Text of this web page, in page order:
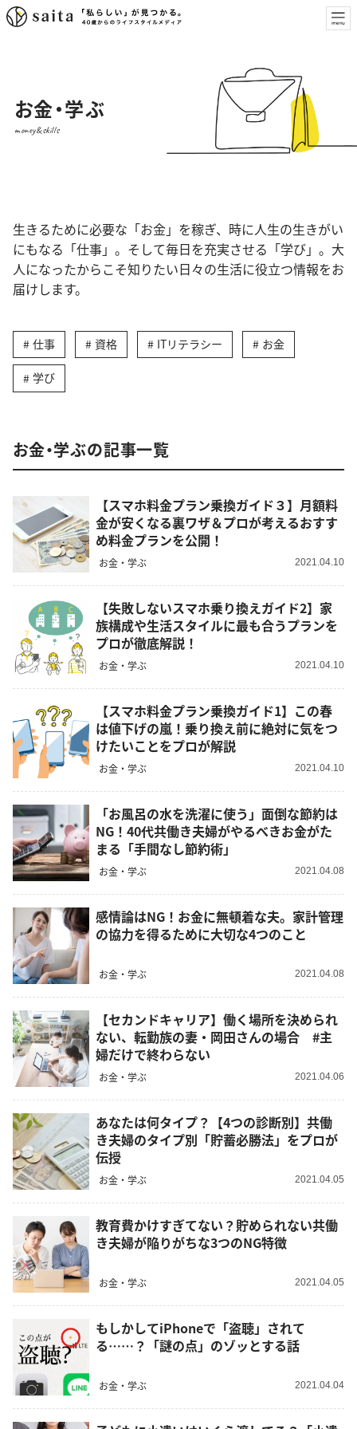
お金・学ぶ
money&skills
生きるために必要な「お金」を稼ぎ、時に人生の生きがい
にもなる「仕事」。そして毎日を充実させる「学び」。大
人になったからこそ知りたい日々の生活に役立つ情報をお
届けします。
仕事 資格 ITリテラシー お金
学び
お金・学ぶの記事一覧
【スマホ料金プラン乗換ガイド３】月額料
金が安くなる裏ワザ＆プロが考えるおすす
め料金プランを公開！
お金・学ぶ 2021.04.10
【失敗しないスマホ乗り換えガイド2】家
族構成や生活スタイルに最も合うプランを
プロが徹底解説！
お金・学ぶ 2021.04.10
【スマホ料金プラン乗換ガイド1】この春
は値下げの嵐！乗り換え前に絶対に気をつ
けたいことをプロが解説
お金・学ぶ 2021.04.10
「お風呂の水を洗濯に使う」面倒な節約は
NG！40代共働き夫婦がやるべきお金がた
まる「手間なし節約術」
お金・学ぶ 2021.04.08
感情論はNG！お金に無頓着な夫。家計管理
の協力を得るために大切な4つのこと
お金・学ぶ 2021.04.08
【セカンドキャリア】働く場所を決められ
ない、転勤族の妻・岡田さんの場合 #主
婦だけで終わらない
お金・学ぶ 2021.04.06
あなたは何タイプ？【4つの診断別】共働
き夫婦のタイプ別「貯蓄必勝法」をプロが
伝授
お金・学ぶ 2021.04.05
教育費かけすぎてない？貯められない共働
き夫婦が陥りがちな3つのNG特徴
お金・学ぶ 2021.04.05
もしかしてiPhoneで「盗聴」されて
る……？「謎の点」のゾッとする話
お金・学ぶ 2021.04.04